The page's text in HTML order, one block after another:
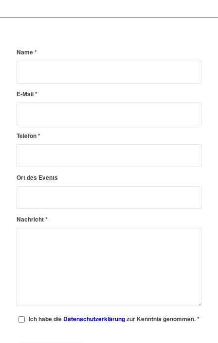
Name*
E-Mail*
Telefon*
Ort des Events
Nachricht*
Ich habe die Datenschutzerklärungzur Kenntnis genommen.*